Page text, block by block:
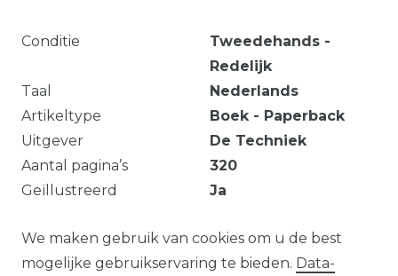
Conditie
Tweedehands -
Redelijk
Taal
Nederlands
Artikeltype
Boek - Paperback
Uitgever
De Techniek
Aantal pagina’s
320
Geïllustreerd
Ja
Niet origineel omslag.
We maken gebruik van cookies om u de best
mogelijke gebruikservaring te bieden. Data­